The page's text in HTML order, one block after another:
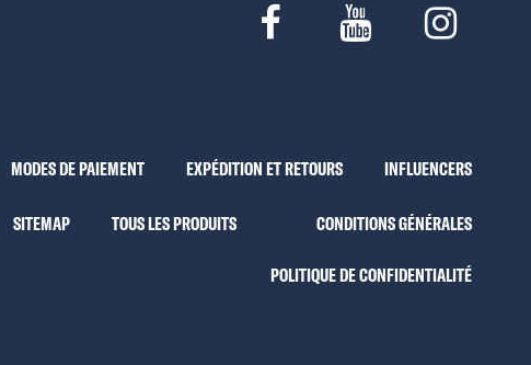
MODES DE PAIEMENT EXPÉDITION ET RETOURS INFLUENCERS
CONDITIONS GÉNÉRALES
POLITIQUE DE CONFIDENTIALITÉ
SITEMAP TOUS LES PRODUITS